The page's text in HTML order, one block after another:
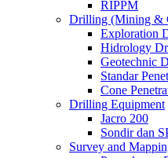
RIPPM
Drilling (Mining &
Exploration
Hidrology
Geotechnic
Standar
Cone
Drilling Equipment
Jacro 200
Sondir dan
Survey and